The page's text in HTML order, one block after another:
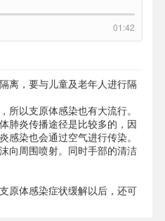
01:42
离，要与儿童及老年人进行隔
以支原体感染也有大流行。
肺炎传播途径是比较多的，因
染也会通过空气进行传染。
向周围喷射。同时手部的清洁
原体感染症状缓解以后，还可